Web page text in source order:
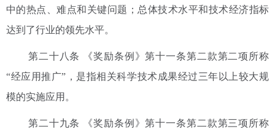
中的热点、难点和关键问题；总体技术水平和技术经济指标
达到了行业的领先水平。
第二十八条 《奖励条例》第十一条第二款第二项所称
“经应用推广”，是指相关科学技术成果经过三年以上较大规
模的实施应用。
第二十九条 《奖励条例》第十一条第二款第三项所称